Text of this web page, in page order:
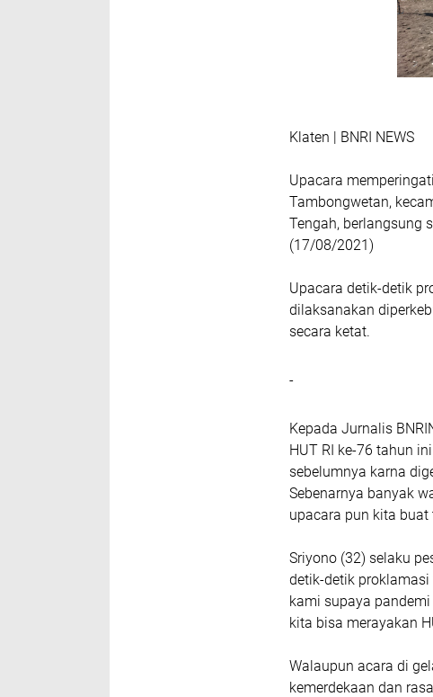
Klaten | BNRI NEWS
Upacara
Tambongwetan,
Tengah, berlangsung
(17/08/2021)
Upacara detik-detik
dilaksanakan
secara ketat.
-
Kepada Jurnalis
HUT RI ke-76 tahun
sebelumnya karna
Sebenarnya banyak
upacara pun kita
Sriyono (32) selaku
detik-detik
kami supaya
kita bisa merayakan
Walaupun acara di
kemerdekaan dan